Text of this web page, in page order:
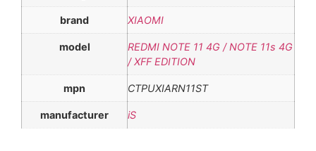
brand XIAOMI
model
REDMI NOTE 11 4G / NOTE 11s 4G
/ XFF EDITION
mpn CTPUXIARN11ST
manufacturer iS